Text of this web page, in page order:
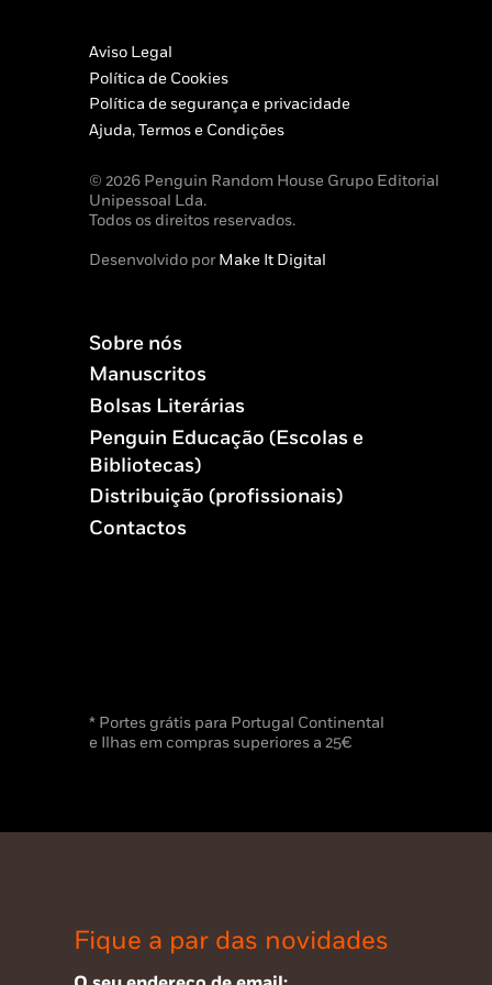
Aviso Legal
Política de Cookies
Política de segurança e privacidade
Ajuda, Termos e Condições
© 2026 Penguin Random House Grupo Editorial
Unipessoal Lda.
Todos os direitos reservados.
Desenvolvido porMake It Digital
Sobre nós
Manuscritos
Bolsas Literárias
Penguin Educação (Escolas e
Bibliotecas)
Distribuição (profissionais)
Contactos
* Portes grátis para Portugal Continental
e Ilhas em compras superiores a 25€
Fique a par das novidades